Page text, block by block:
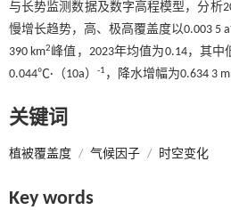
与长势监测数据及数字高程模型，分析
慢增长趋势，高、极高覆盖度以0.003 5 a
390 km2峰值，2023年均值为0.14，其
0.044℃·（10a）
-1 ，降水增幅为0.634 3
关键词
植被覆盖度 / 气候因子 / 时空变化
Key words